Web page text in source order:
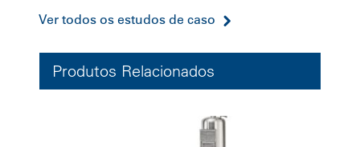
Ver todos os estudos de caso
Produtos Relacionados